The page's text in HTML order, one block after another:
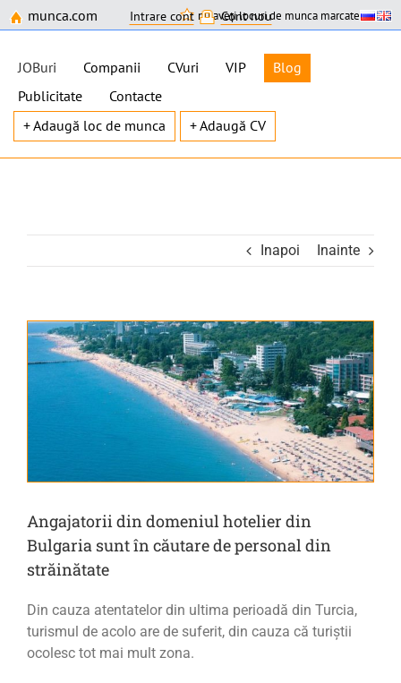
munca.com Intrare cont Cont nou
nu aveți locuri de munca marcate
JOBuri Companii CVuri VIP
Blog
Publicitate
Contacte
+ Adaugă loc de munca
+ Adaugă CV
content
Inapoi Inainte
View
Larger
Angajatorii din domeniul hotelier din
Bulgaria sunt în căutare de personal din
străinătate
Din cauza atentatelor din ultima perioadă din Turcia,
turismul de acolo are de suferit, din cauza că turiștii
ocolesc tot mai mult zona.